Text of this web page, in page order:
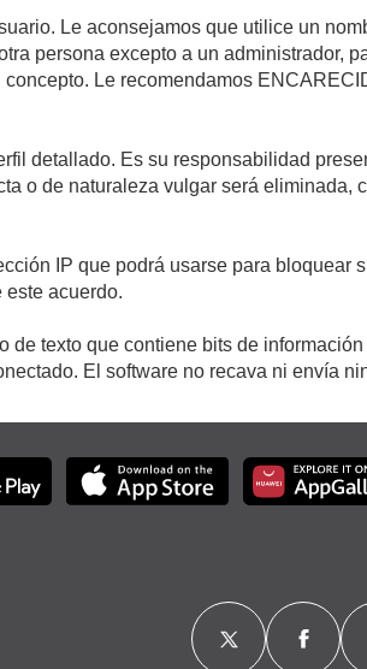
Le aconsejamos que utilice un
persona excepto a un administrador,
Le recomendamos
detallado. Es su responsabilidad
o de naturaleza vulgar será eliminada,
IP que podrá usarse para bloquear
este acuerdo.
texto que contiene bits de
El software no recava ni envía